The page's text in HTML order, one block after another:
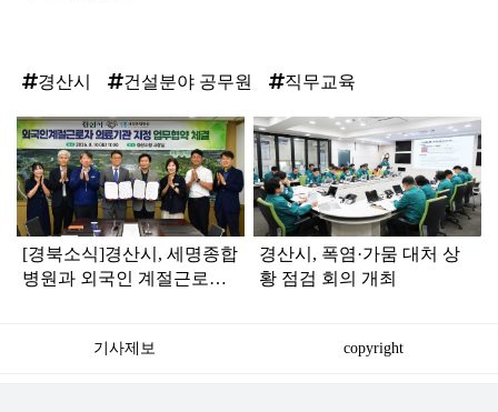
경산시 건설분야 공무원 직무교육
탑
라
인
[경북소식]경산시, 세명종합
병원과 외국인 계절근로자
경산시, 폭염·가뭄 대처 상
황 점검 회의 개최
기사제보 copyright